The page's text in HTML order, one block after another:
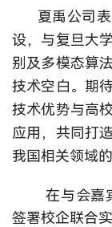
夏禹公司
设，与复旦大
别及多模态算
技术空白。期
技术优势与高
应用，共同打
我国相关领域
在与会嘉
签署校企联合